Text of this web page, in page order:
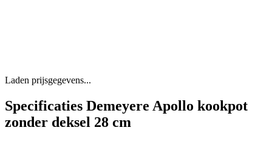
Laden prijsgegevens...
Specificaties Demeyere Apollo kookpot
zonder deksel 28 cm